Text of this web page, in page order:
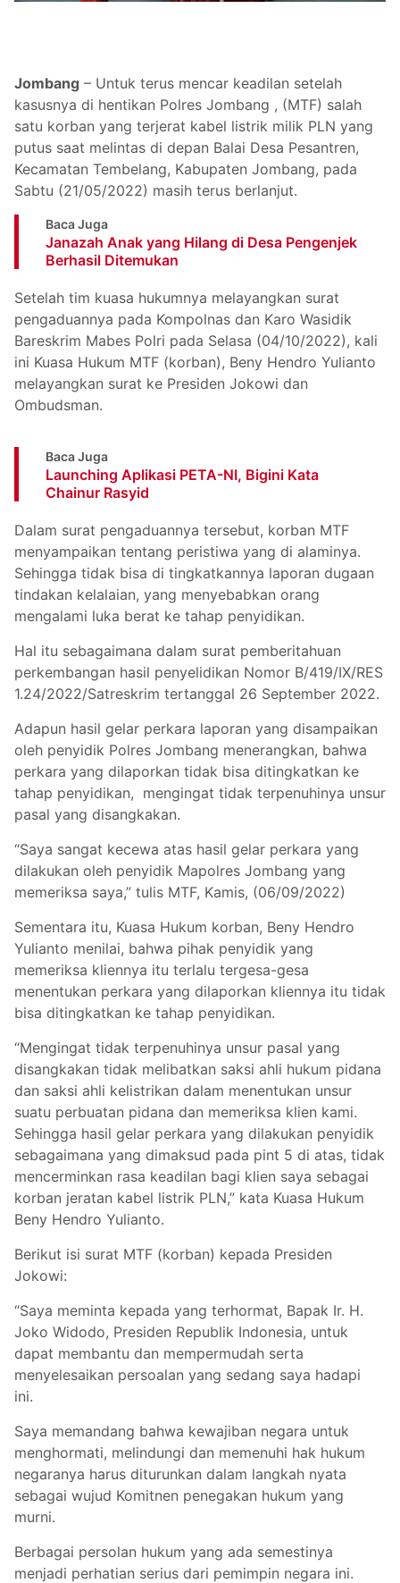
Jombang – Untuk terus mencar keadilan setelah
kasusnya di hentikan Polres Jombang , (MTF) salah
satu korban yang terjerat kabel listrik milik PLN yang
putus saat melintas di depan Balai Desa Pesantren,
Kecamatan Tembelang, Kabupaten Jombang, pada
Sabtu (21/05/2022) masih terus berlanjut.
Baca Juga
Janazah Anak yang Hilang di Desa Pengenjek
Berhasil Ditemukan
Setelah tim kuasa hukumnya melayangkan surat
pengaduannya pada Kompolnas dan Karo Wasidik
Bareskrim Mabes Polri pada Selasa (04/10/2022), kali
ini Kuasa Hukum MTF (korban), Beny Hendro Yulianto
melayangkan surat ke Presiden Jokowi dan
Ombudsman.
Baca Juga
Launching Aplikasi PETA-NI, Bigini Kata
Chainur Rasyid
Dalam surat pengaduannya tersebut, korban MTF
menyampaikan tentang peristiwa yang di alaminya.
Sehingga tidak bisa di tingkatkannya laporan dugaan
tindakan kelalaian, yang menyebabkan orang
mengalami luka berat ke tahap penyidikan.
Hal itu sebagaimana dalam surat pemberitahuan
perkembangan hasil penyelidikan Nomor B/419/IX/RES
1.24/2022/Satreskrim tertanggal 26 September 2022.
Adapun hasil gelar perkara laporan yang disampaikan
oleh penyidik Polres Jombang menerangkan, bahwa
perkara yang dilaporkan tidak bisa ditingkatkan ke
tahap penyidikan, mengingat tidak terpenuhinya unsur
pasal yang disangkakan.
“Saya sangat kecewa atas hasil gelar perkara yang
dilakukan oleh penyidik Mapolres Jombang yang
memeriksa saya,” tulis MTF, Kamis, (06/09/2022)
Sementara itu, Kuasa Hukum korban, Beny Hendro
Yulianto menilai, bahwa pihak penyidik yang
memeriksa kliennya itu terlalu tergesa-gesa
menentukan perkara yang dilaporkan kliennya itu tidak
bisa ditingkatkan ke tahap penyidikan.
“Mengingat tidak terpenuhinya unsur pasal yang
disangkakan tidak melibatkan saksi ahli hukum pidana
dan saksi ahli kelistrikan dalam menentukan unsur
suatu perbuatan pidana dan memeriksa klien kami.
Sehingga hasil gelar perkara yang dilakukan penyidik
sebagaimana yang dimaksud pada pint 5 di atas, tidak
mencerminkan rasa keadilan bagi klien saya sebagai
korban jeratan kabel listrik PLN,” kata Kuasa Hukum
Beny Hendro Yulianto.
Berikut isi surat MTF (korban) kepada Presiden
Jokowi:
“Saya meminta kepada yang terhormat, Bapak Ir. H.
Joko Widodo, Presiden Republik Indonesia, untuk
dapat membantu dan mempermudah serta
menyelesaikan persoalan yang sedang saya hadapi
ini.
Saya memandang bahwa kewajiban negara untuk
menghormati, melindungi dan memenuhi hak hukum
negaranya harus diturunkan dalam langkah nyata
sebagai wujud Komitnen penegakan hukum yang
murni.
Berbagai persolan hukum yang ada semestinya
menjadi perhatian serius dari pemimpin negara ini.